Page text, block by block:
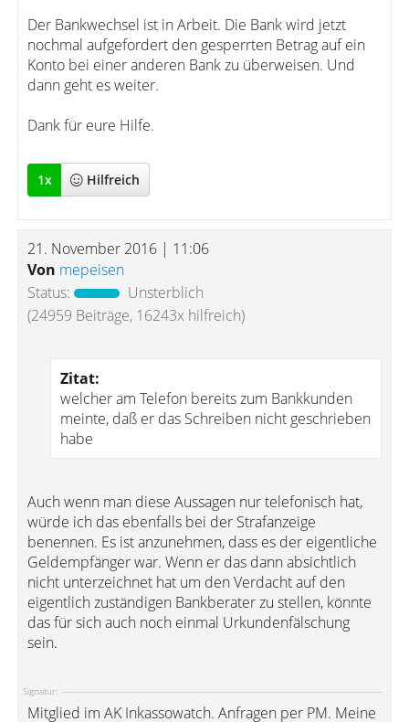
Der Bankwechsel ist in Arbeit. Die Bank wird jetzt
nochmal aufgefordert den gesperrten Betrag auf ein
Konto bei einer anderen Bank zu überweisen. Und
dann geht es weiter.
Dank für eure Hilfe.
1x Hilfreich
21. November 2016 | 11:06
Von mepeisen
Status:
Unsterblich
(24959 Beiträge, 16243x hilfreich)
Zitat:
welcher am Telefon bereits zum Bankkunden
meinte, daß er das Schreiben nicht geschrieben
habe
Auch wenn man diese Aussagen nur telefonisch hat,
würde ich das ebenfalls bei der Strafanzeige
benennen. Es ist anzunehmen, dass es der eigentliche
Geldempfänger war. Wenn er das dann absichtlich
nicht unterzeichnet hat um den Verdacht auf den
eigentlich zuständigen Bankberater zu stellen, könnte
das für sich auch noch einmal Urkundenfälschung
sein.
Signatur:
Mitglied im AK Inkassowatch. Anfragen per PM. Meine